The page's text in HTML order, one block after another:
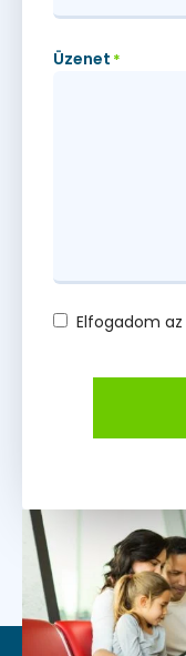
Üzenet *
Consent*
Elfogadom az